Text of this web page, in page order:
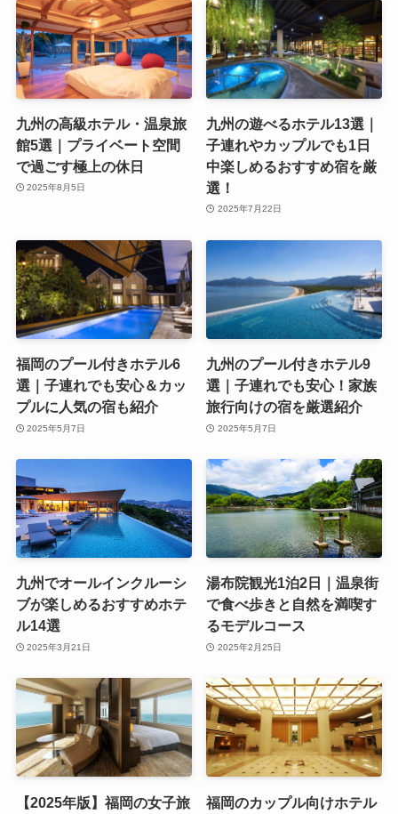
九州の高級ホテル・温泉旅
館5選｜プライベート空間
で過ごす極上の休日
2025年8月5日
九州の遊べるホテル13選｜
子連れやカップルでも1日
中楽しめるおすすめ宿を厳
選！
2025年7月22日
福岡のプール付きホテル6
選｜子連れでも安心＆カッ
プルに人気の宿も紹介
2025年5月7日
九州のプール付きホテル9
選｜子連れでも安心！家族
旅行向けの宿を厳選紹介
2025年5月7日
九州でオールインクルーシ
ブが楽しめるおすすめホテ
ル14選
2025年3月21日
湯布院観光1泊2日｜温泉街
で食べ歩きと自然を満喫す
るモデルコース
2025年2月25日
【2025年版】福岡の女子旅
福岡のカップル向けホテル